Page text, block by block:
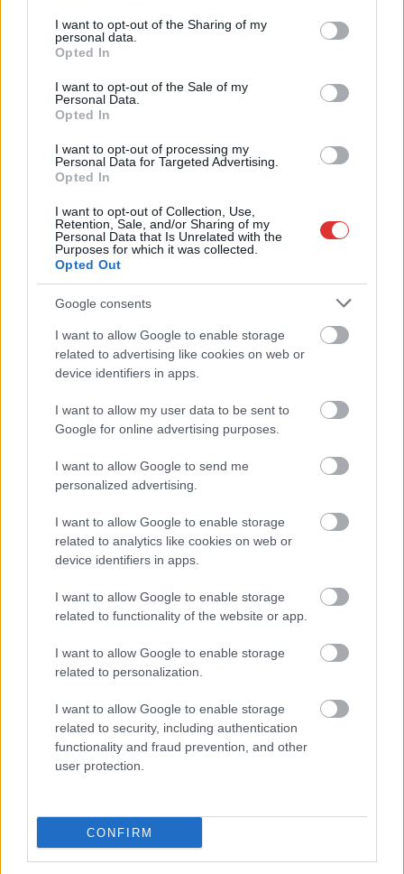
not limited to your visit or usage behaviour. You may click to
grant or deny consent to Google and its third-party tags to
use your data for below specified purposes in below Google
consent section.
I want to opt-out of the Sharing of my
personal data.
Opted In
I want to opt-out of the Sale of my
Personal Data.
Opted In
I want to opt-out of processing my
Personal Data for Targeted Advertising.
Opted In
I want to opt-out of Collection, Use,
Retention, Sale, and/or Sharing of my
Personal Data that Is Unrelated with the
Purposes for which it was collected.
Opted Out
Google consents
I want to allow Google to enable storage
related to advertising like cookies on web or
device identifiers in apps.
I want to allow my user data to be sent to
Google for online advertising purposes.
I want to allow Google to send me
personalized advertising.
I want to allow Google to enable storage
related to analytics like cookies on web or
device identifiers in apps.
I want to allow Google to enable storage
related to functionality of the website or app.
I want to allow Google to enable storage
related to personalization.
I want to allow Google to enable storage
related to security, including authentication
functionality and fraud prevention, and other
user protection.
CONFIRM
Élj a lehetőséggel, szerezz érettségit munka
mellett!
szereplőjének számít a most már 30 éve működő SZILTOP
iskolahálózat, melynek...
Hírlevél feliratkozás
Adja meg keresztnevét:
Adja